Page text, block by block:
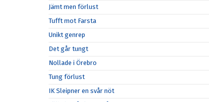
Jämt men förlust
Tufft mot Farsta
Unikt genrep
Det går tungt
Nollade i Örebro
Tung förlust
IK Sleipner en svår nöt